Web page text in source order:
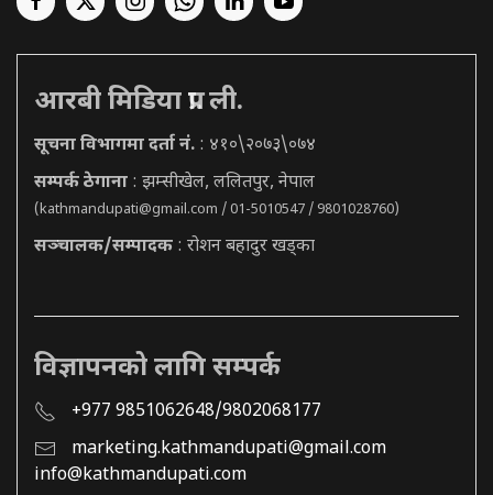
आरबी मिडिया प्रा. ली.
सूचना विभागमा दर्ता नं. : ४१०\२०७३\०७४
सम्पर्क ठेगाना : झम्सीखेल, ललितपुर, नेपाल
(kathmandupati@gmail.com / 01-5010547 / 9801028760)
सञ्चालक/सम्पादक : रोशन बहादुर खड्का
विज्ञापनको लागि सम्पर्क
+977 9851062648/9802068177
marketing.kathmandupati@gmail.com
info@kathmandupati.com